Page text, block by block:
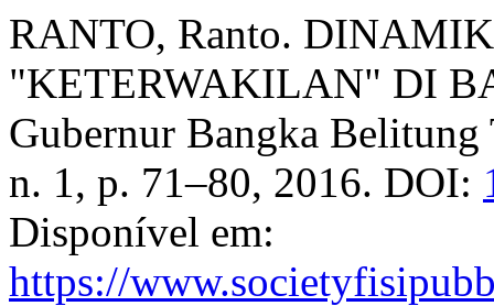
RANTO, Ranto.
"KETERWAKILAN" DI
Gubernur Bangka
n. 1, p. 71–80, 2016. DOI:
Disponível em:
https://